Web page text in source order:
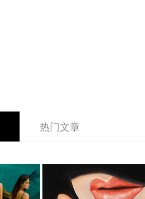
热门文章